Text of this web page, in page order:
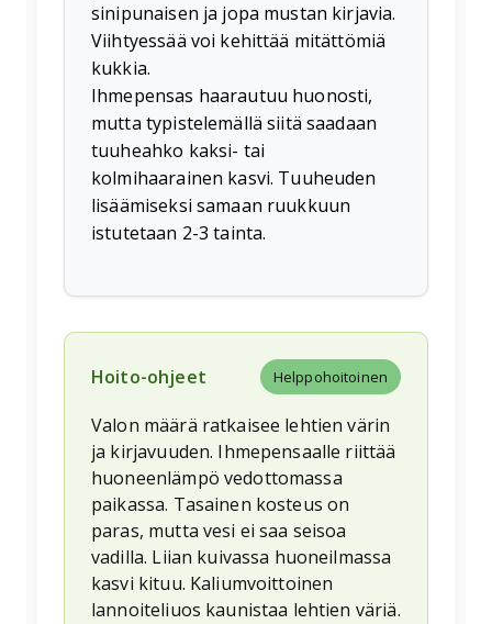
sinipunaisen ja jopa mustan kirjavia.
Viihtyessää voi kehittää mitättömiä
kukkia.
Ihmepensas haarautuu huonosti,
mutta typistelemällä siitä saadaan
tuuheahko kaksi- tai
kolmihaarainen kasvi. Tuuheuden
lisäämiseksi samaan ruukkuun
istutetaan 2-3 tainta.
Hoito-ohjeet Helppohoitoinen
Valon määrä ratkaisee lehtien värin
ja kirjavuuden. Ihmepensaalle riittää
huoneenlämpö vedottomassa
paikassa. Tasainen kosteus on
paras, mutta vesi ei saa seisoa
vadilla. Liian kuivassa huoneilmassa
kasvi kituu. Kaliumvoittoinen
lannoiteliuos kaunistaa lehtien väriä.